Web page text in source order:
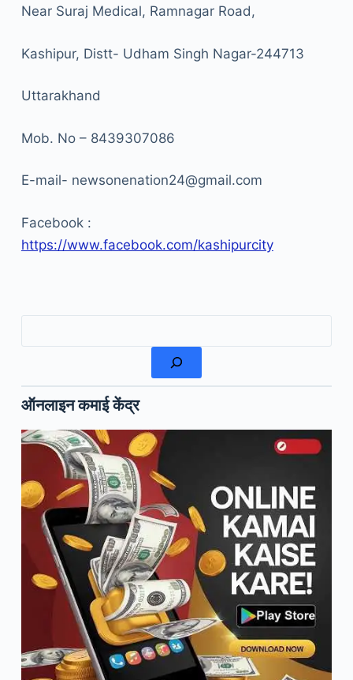
Near Suraj Medical, Ramnagar Road,
Kashipur, Distt- Udham Singh Nagar-244713
Uttarakhand
Mob. No – 8439307086
E-mail- newsonenation24@gmail.com
Facebook :
https://www.facebook.com/kashipurcity
ऑनलाइन कमाई केंद्र